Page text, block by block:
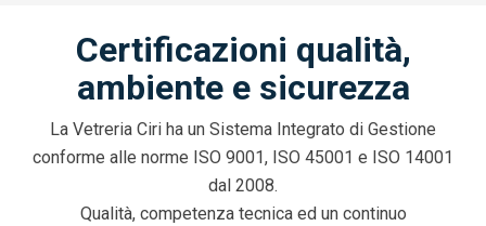
Certificazioni qualità,
ambiente e sicurezza
La Vetreria Ciri ha un Sistema Integrato di Gestione
conforme alle norme ISO 9001, ISO 45001 e ISO 14001
dal 2008.
Qualità, competenza tecnica ed un continuo